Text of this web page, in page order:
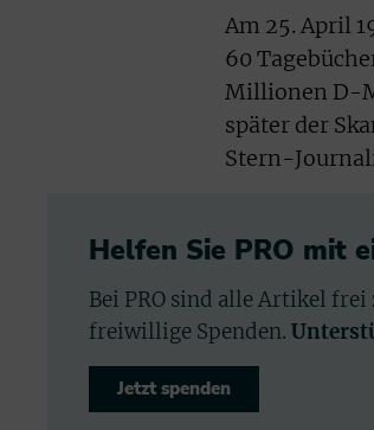
Am 25. April
60
Millionen D-
später der
Stern-
Helfen Sie PRO mit
Bei PRO sind alle Artikel
freiwillige Spenden.
Jetzt spenden